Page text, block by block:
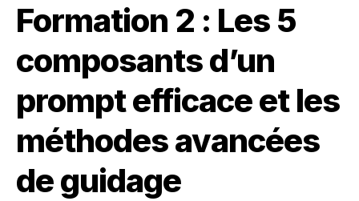
Formation 2 : Les 5
composants d’un
prompt efficace et les
méthodes avancées
de guidage